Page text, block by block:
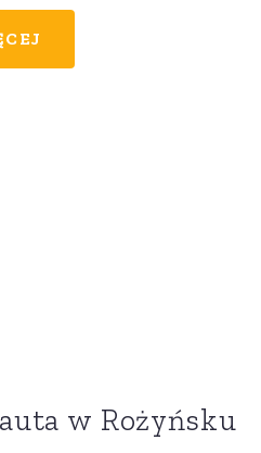
w Rożyńsku